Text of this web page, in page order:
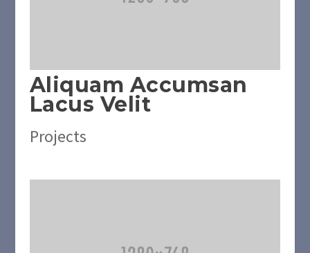
Aliquam Accumsan
Lacus Velit
Projects